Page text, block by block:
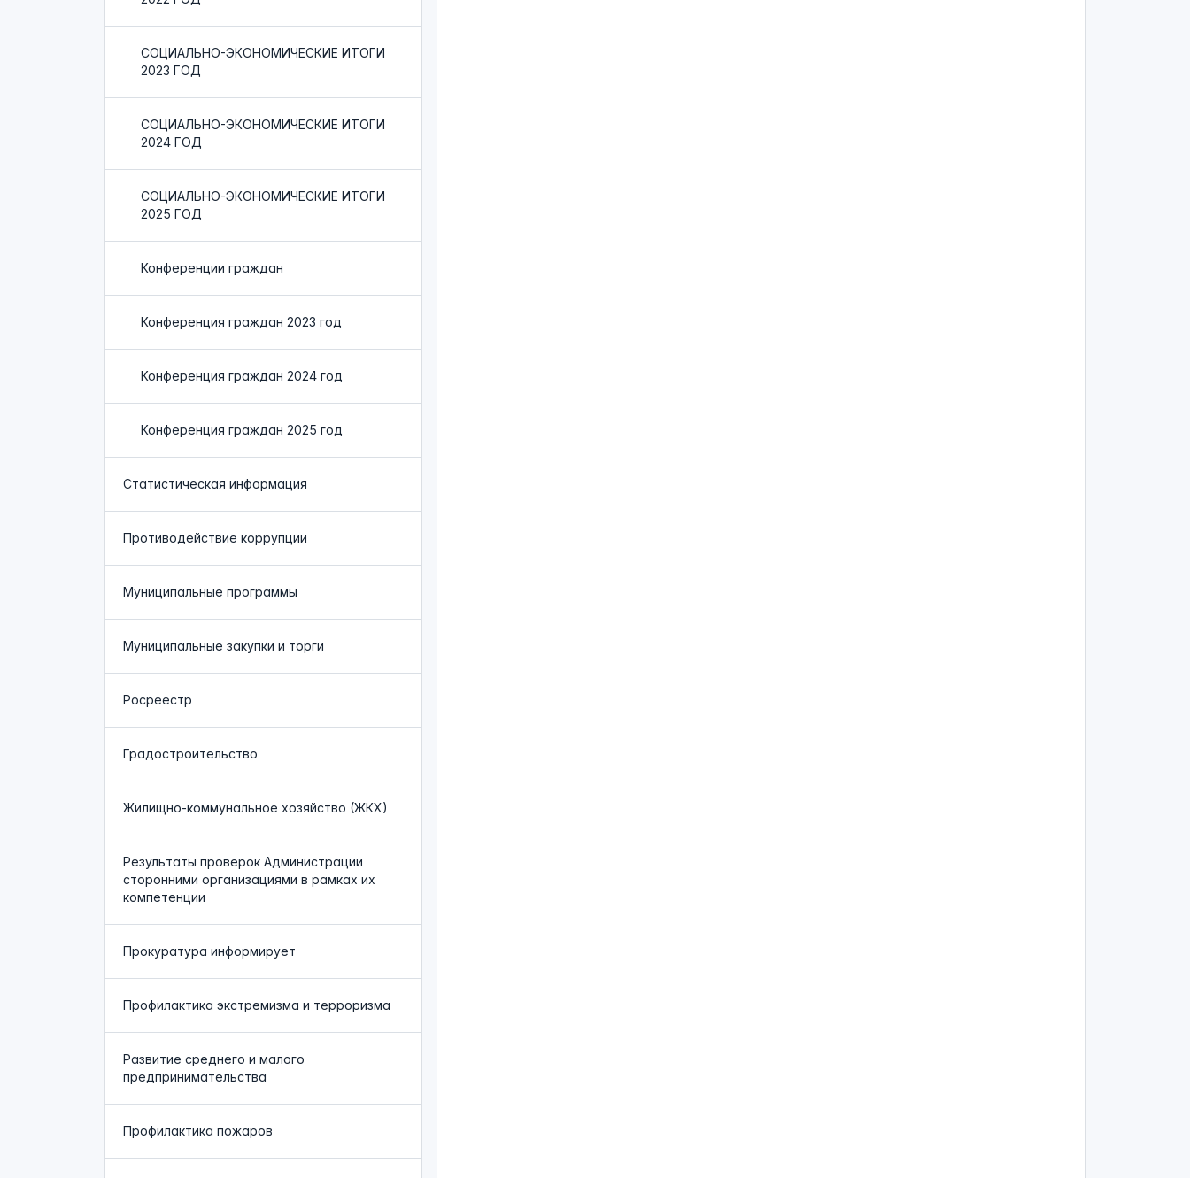
СОЦИАЛЬНО-ЭКОНОМИЧЕСКИЕ ИТОГИ
2023 ГОД
СОЦИАЛЬНО-ЭКОНОМИЧЕСКИЕ ИТОГИ
2024 ГОД
СОЦИАЛЬНО-ЭКОНОМИЧЕСКИЕ ИТОГИ
2025 ГОД
Конференции граждан
Конференция граждан 2023 год
Конференция граждан 2024 год
Конференция граждан 2025 год
Статистическая информация
Противодействие коррупции
Муниципальные программы
Муниципальные закупки и торги
Росреестр
Градостроительство
Жилищно-коммунальное хозяйство (ЖКХ)
Результаты проверок Администрации
сторонними организациями в рамках их
компетенции
Прокуратура информирует
Профилактика экстремизма и терроризма
Развитие среднего и малого
предпринимательства
Профилактика пожаров